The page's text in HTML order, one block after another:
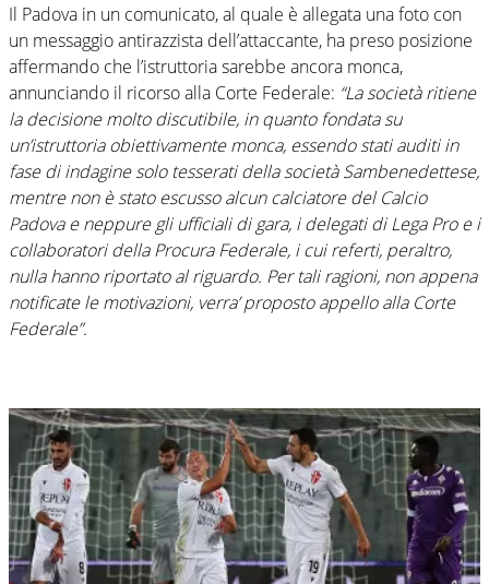
Il Padova in un comunicato, al quale è allegata una foto con
un messaggio antirazzista dell’attaccante, ha preso posizione
affermando che l’istruttoria sarebbe ancora monca,
annunciando il ricorso alla Corte Federale: “La società ritiene
la decisione molto discutibile, in quanto fondata su
un’istruttoria obiettivamente monca, essendo stati auditi in
fase di indagine solo tesserati della società Sambenedettese,
mentre non è stato escusso alcun calciatore del Calcio
Padova e neppure gli ufficiali di gara, i delegati di Lega Pro e i
collaboratori della Procura Federale, i cui referti, peraltro,
nulla hanno riportato al riguardo. Per tali ragioni, non appena
notificate le motivazioni, verra’ proposto appello alla Corte
Federale”.